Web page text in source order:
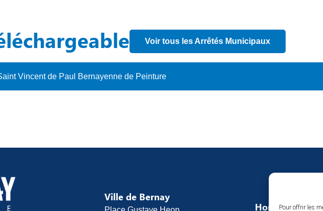
Pour offrir les
Voir tous les Arrêtés Municipaux
Vincent de Paul Bernayenne de Peinture
Ville de Bernay
Horaires